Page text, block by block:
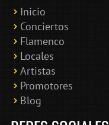
Inicio
Conciertos
Flamenco
Locales
Artistas
Promotores
Blog